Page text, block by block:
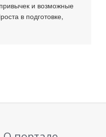
и возможные
в подготовке,